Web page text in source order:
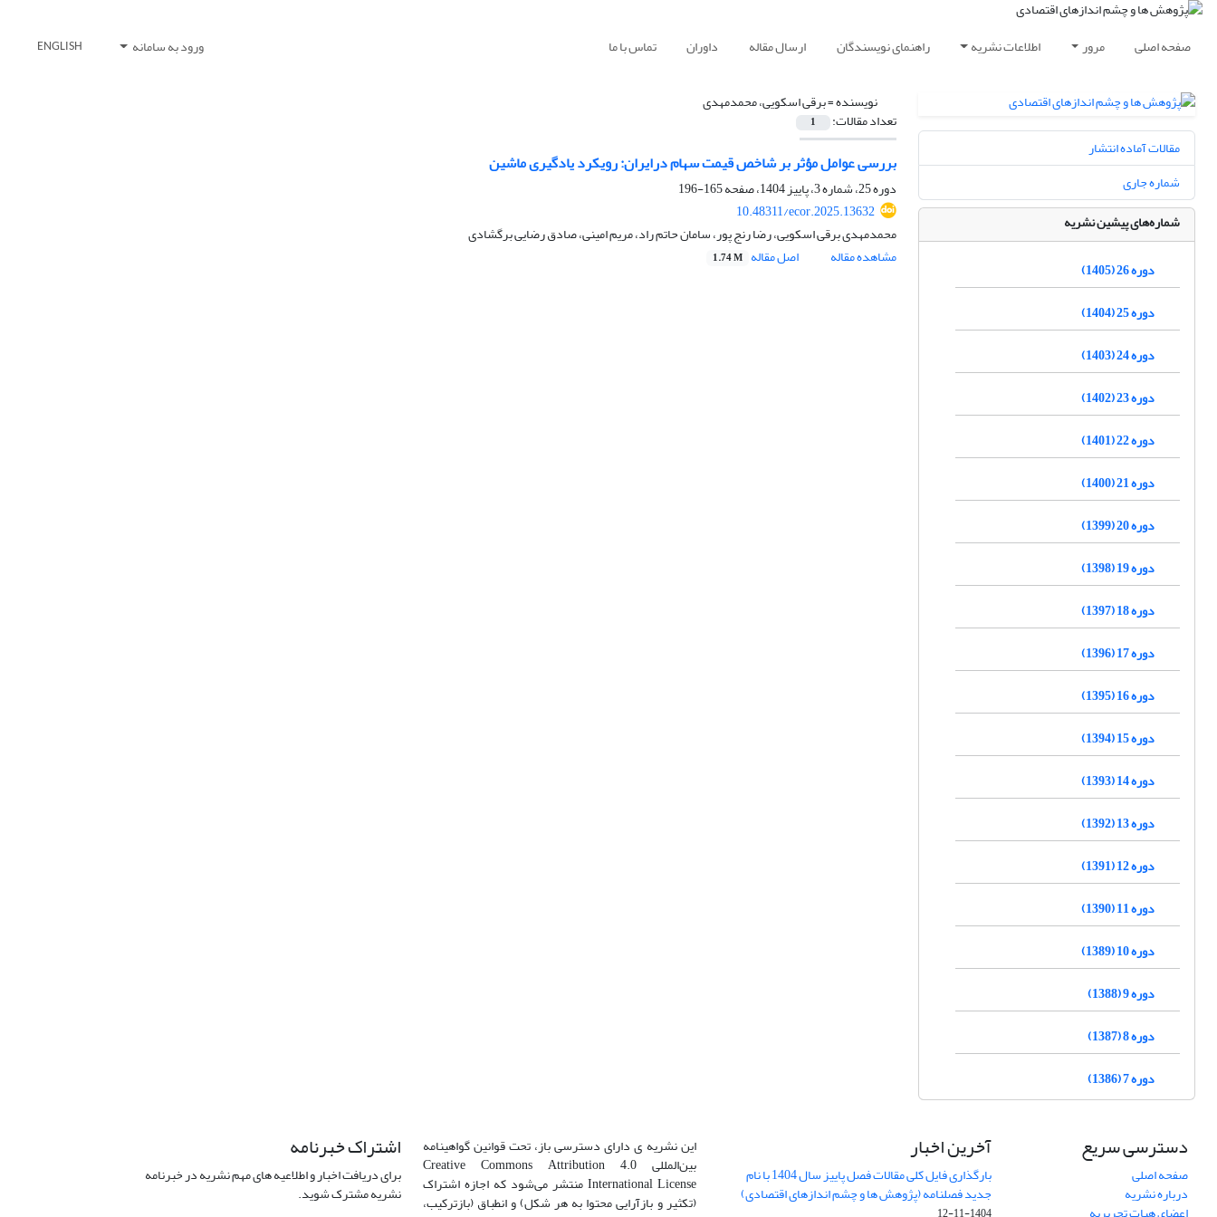
صفحه اصلی مرور اطلاعات نشریه راهنمای نویسندگان ارسال مقاله داوران تماس با ما ورود به سامانه ENGLISH
نویسنده =برقی اسکویی، محمدمهدی
تعداد مقالات: 1
بررسی عوامل مؤثر بر شاخص قیمت سهام درایران: رویکرد یادگیری ماشین
دوره 25، شماره 3، پاییز 1404، صفحه
165-196
10.48311/ecor.2025.13632
محمدمهدی برقی اسکویی، رضا رنج پور، سامان حاتم راد، مریم امینی، صادق رضایی برگشادی
مشاهده مقاله
اصل مقاله 1.74 M
مقالات آماده انتشار
شماره جاری
شماره‌های پیشین نشریه
دوره 26 (1405)
دوره 25 (1404)
دوره 24 (1403)
دوره 23 (1402)
دوره 22 (1401)
دوره 21 (1400)
دوره 20 (1399)
دوره 19 (1398)
دوره 18 (1397)
دوره 17 (1396)
دوره 16 (1395)
دوره 15 (1394)
دوره 14 (1393)
دوره 13 (1392)
دوره 12 (1391)
دوره 11 (1390)
دوره 10 (1389)
دوره 9 (1388)
دوره 8 (1387)
دوره 7 (1386)
دسترسی سریع
صفحه اصلی
درباره نشریه
آخرین اخبار
بارگذاری فایل کلی مقالات فصل پاییز سال 1404 با نام
جدید فصلنامه (پژوهش ها و چشم اندازهای اقتصادی)
این نشریه ی دارای دسترسی باز، تحت قوانین گواهینامه
بین‌المللی Creative Commons Attribution 4.0
International License منتشر می‌شود که اجازه اشتراک
(تکثیر و بازآرایی محتوا به هر شکل) و انطباق (بازترکیب،
اشتراک خبرنامه
برای دریافت اخبار و اطلاعیه های مهم نشریه در خبرنامه
نشریه مشترک شوید.